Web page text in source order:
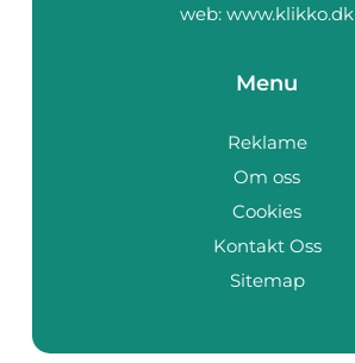
web: www.klikko.dk
Menu
Reklame
Om oss
Cookies
Kontakt Oss
Sitemap